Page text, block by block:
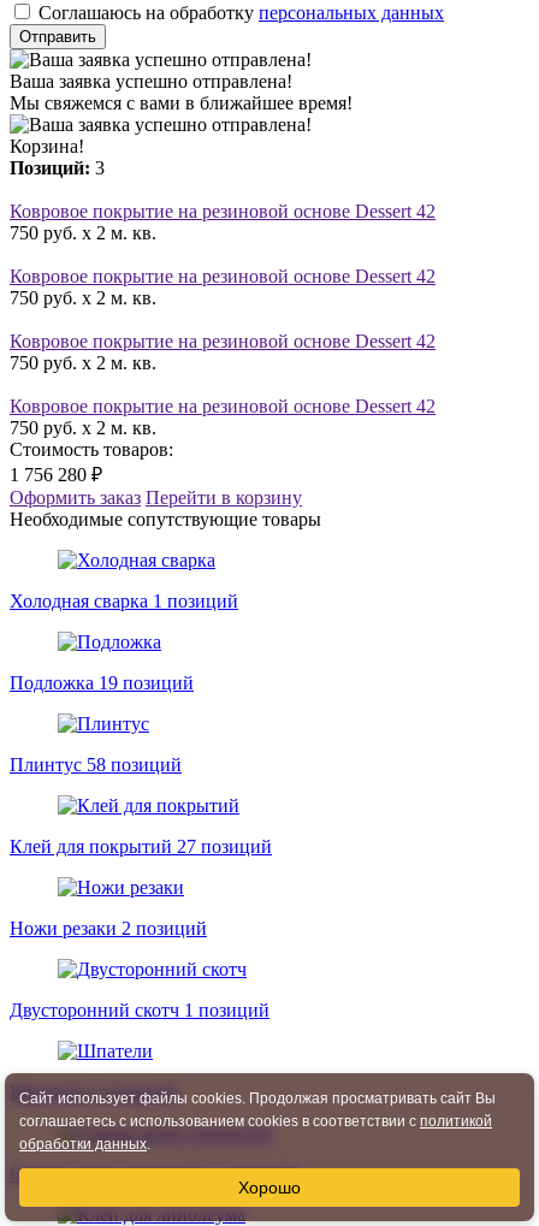
Соглашаюсь на обработку персональных данных
Отправить
Ваша заявка успешно отправлена!
Мы свяжемся с вами в ближайшее время!
Корзина!
Позиций: 3
Ковровое покрытие на резиновой основе Dessert 42
750 руб. x 2 м. кв.
Ковровое покрытие на резиновой основе Dessert 42
750 руб. x 2 м. кв.
Ковровое покрытие на резиновой основе Dessert 42
750 руб. x 2 м. кв.
Ковровое покрытие на резиновой основе Dessert 42
750 руб. x 2 м. кв.
Стоимость товаров:
1 756 280 ₽
Оформить заказ Перейти в корзину
Необходимые сопутствующие товары
Холодная сварка 1 позиций
Подложка 19 позиций
Плинтус 58 позиций
Клей для покрытий 27 позиций
Ножи резаки 2 позиций
Двусторонний скотч 1 позиций
Шпатели 1 позиций
Сварка швов покрытий 1 позиций
Сайт использует файлы cookies. Продолжая просматривать сайт Вы
соглашаетесь с использованием cookies в соответствии с политикой
обработки данных.
Хорошо